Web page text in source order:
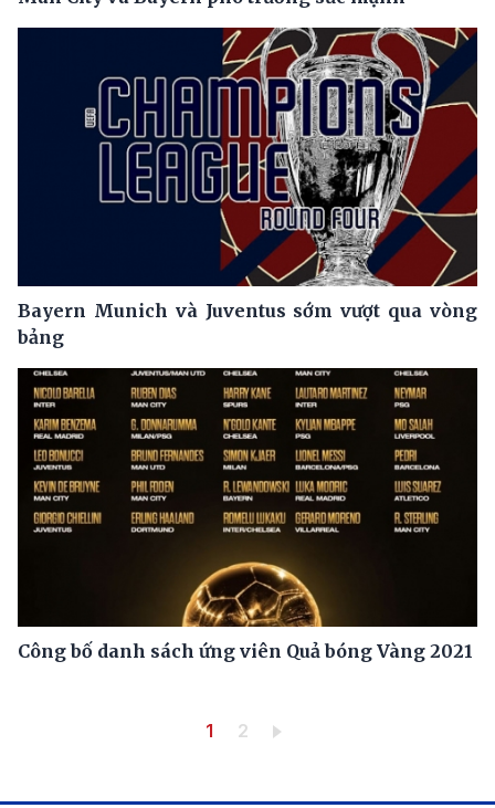
Bayern Munich và Juventus sớm vượt qua vòng
bảng
Công bố danh sách ứng viên Quả bóng Vàng 2021
Trang hiện thời
1 Trang
2